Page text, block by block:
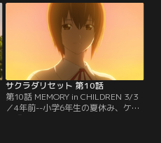
ム』である「魔女」は、一つの計画
を進めていた。佐々野もまた能力の
秘密を隠したまま行動を開始する。
さらなる力を望む岡絵里は、魔女の
未来視能力をも狙い…。
サクラダリセット 第10話
第10話 MEMORY in CHILDREN 3/3
／4年前--小学6年生の夏休み、ケイ